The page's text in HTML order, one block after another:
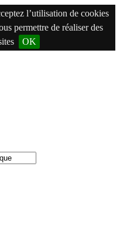
l’utilisation de cookies
permettre de réaliser des
OK